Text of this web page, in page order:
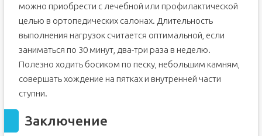
можно приобрести с лечебной или профилактической
целью в ортопедических салонах. Длительность
выполнения нагрузок считается оптимальной, если
заниматься по 30 минут, два-три раза в неделю.
Полезно ходить босиком по песку, небольшим камням,
совершать хождение на пятках и внутренней части
ступни.
Заключение